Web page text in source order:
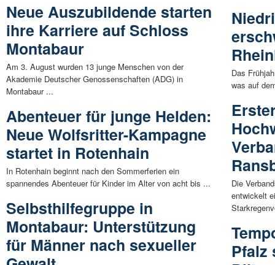
Neue Auszubildende starten
ihre Karriere auf Schloss
Montabaur
Am 3. August wurden 13 junge Menschen von der
Akademie Deutscher Genossenschaften (ADG) in
Montabaur ...
Abenteuer für junge Helden:
Neue Wolfsritter-Kampagne
startet in Rotenhain
In Rotenhain beginnt nach den Sommerferien ein
spannendes Abenteuer für Kinder im Alter von acht bis ...
Selbsthilfegruppe in
Montabaur: Unterstützung
für Männer nach sexueller
Das
was auf
Die
entwickelt
Pfalz